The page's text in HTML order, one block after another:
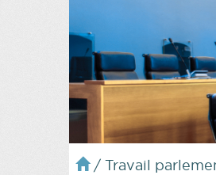
/ Travail